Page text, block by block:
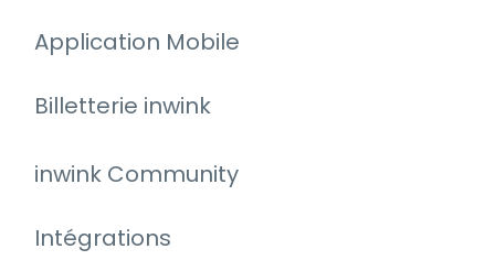
Application Mobile
Billetterie inwink
inwink Community
Intégrations